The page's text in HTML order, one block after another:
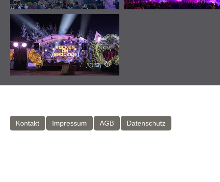
Kontakt Impressum AGB Datenschutz